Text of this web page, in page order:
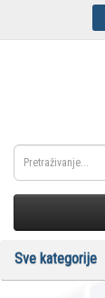
Sve kategorije